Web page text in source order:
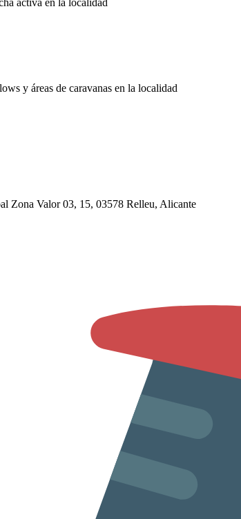
activa en la localidad
y áreas de caravanas en la localidad
Zona Valor 03, 15, 03578 Relleu, Alicante